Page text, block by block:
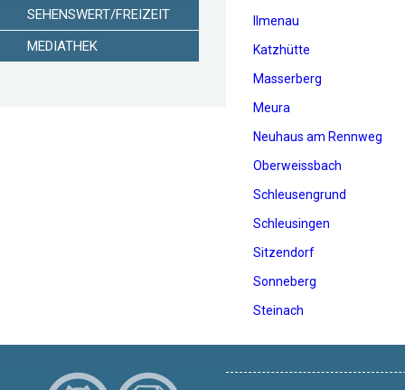
Ilmenau
Katzhütte
Masserberg
Meura
Neuhaus am Rennweg
Oberweissbach
Schleusengrund
Schleusingen
Sitzendorf
Sonneberg
Steinach
SEHENSWERT/FREIZEIT
MEDIATHEK